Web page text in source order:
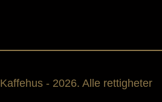
- 2026. Alle rettigheter